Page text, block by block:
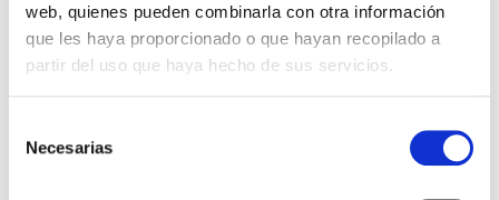
web, quienes pueden combinarla con otra información
que les haya proporcionado o que hayan recopilado a
partir del uso que haya hecho de sus servicios.
Necesarias
Los que compraron este
producto, también